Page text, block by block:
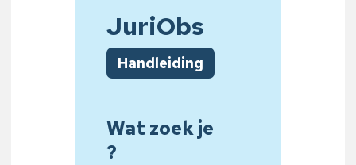
JuriObs
Handleiding
Wat zoek je
?